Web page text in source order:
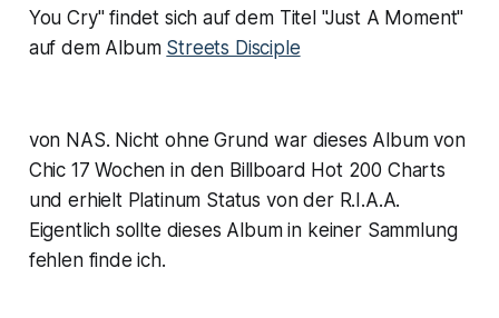
You Cry" findet sich auf dem Titel "Just A Moment"
auf dem Album Streets Disciple
von NAS. Nicht ohne Grund war dieses Album von
Chic 17 Wochen in den Billboard Hot 200 Charts
und erhielt Platinum Status von der R.I.A.A.
Eigentlich sollte dieses Album in keiner Sammlung
fehlen finde ich.